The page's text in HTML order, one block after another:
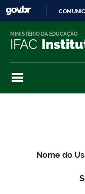
IFAC
MINISTÉRIO DA EDUCAÇÃO
Nome do